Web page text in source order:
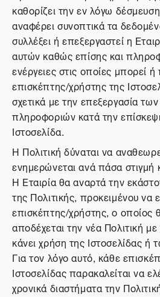
καθορίζει την εν λόγω
αναφέρει συνοπτικά τα
συλλέξει ή επεξεργαστεί η
αυτών καθώς επίσης και
ενέργειες στις οποίες μπορεί
επισκέπτης/χρήστης της
σχετικά με την επεξεργασία
πληροφοριών κατά την
Ιστοσελίδα.
Η Πολιτική δύναται να
ενημερώνεται ανά πάσα στιγμή
Η Εταιρία θα αναρτά την
της Πολιτικής, προκειμένου να
επισκέπτης/χρήστης, ο οποίος
αποδέχεται την νέα Πολιτική
κάνει χρήση της Ιστοσελίδας
Για τον λόγο αυτό, κάθε
Ιστοσελίδας παρακαλείται να
χρονικά διαστήματα την